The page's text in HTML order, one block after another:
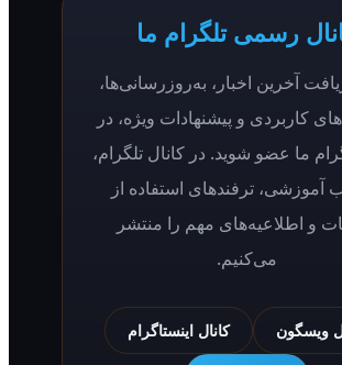
رسمی تلگرام ما
آخرین اخبار، به‌روزرسانی‌ها،
کاربردی و پیشنهادات ویژه، در
ما عضو شوید. در کانال تلگرام،
آموزشی، ترفندهای استفاده از
و اطلاعیه‌های مهم را منتشر
می‌کنیم.
ویسگون کانال اینستاگرام